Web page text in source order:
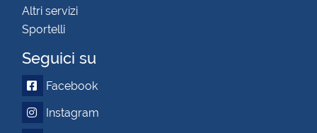
Altri servizi
Sportelli
Seguici su
Facebook
Instagram